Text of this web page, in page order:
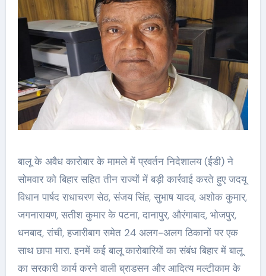
बालू के अवैध कारोबार के मामले में प्रवर्तन निदेशालय (ईडी) ने
सोमवार को बिहार सहित तीन राज्यों में बड़ी कार्रवाई करते हुए जदयू
विधान पार्षद राधाचरण सेठ, संजय सिंह, सुभाष यादव, अशोक कुमार,
जगनारायण, सतीश कुमार के पटना, दानापुर, औरंगाबाद, भोजपुर,
धनबाद, रांची, हजारीबाग समेत 24 अलग-अलग ठिकानों पर एक
साथ छापा मारा. इनमें कई बालू कारोबारियों का संबंध बिहार में बालू
का सरकारी कार्य करने वाली ब्राडसन और आदित्य मल्टीकाम के